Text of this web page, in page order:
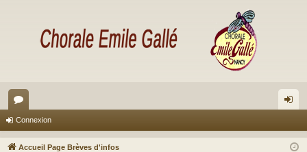
or
u ne
Connexion
Accueil Page Brèves d'infos